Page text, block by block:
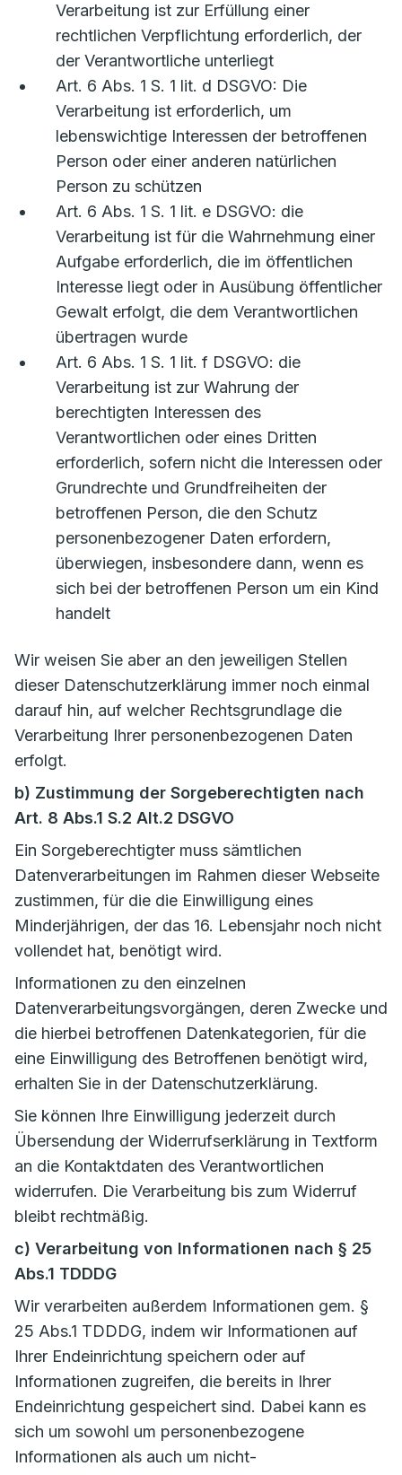
Verarbeitung ist zur Erfüllung einer
rechtlichen Verpflichtung erforderlich, der
der Verantwortliche unterliegt
Art. 6 Abs. 1 S. 1 lit. d DSGVO: Die
Verarbeitung ist erforderlich, um
lebenswichtige Interessen der betroffenen
Person oder einer anderen natürlichen
Person zu schützen
Art. 6 Abs. 1 S. 1 lit. e DSGVO: die
Verarbeitung ist für die Wahrnehmung einer
Aufgabe erforderlich, die im öffentlichen
Interesse liegt oder in Ausübung öffentlicher
Gewalt erfolgt, die dem Verantwortlichen
übertragen wurde
Art. 6 Abs. 1 S. 1 lit. f DSGVO: die
Verarbeitung ist zur Wahrung der
berechtigten Interessen des
Verantwortlichen oder eines Dritten
erforderlich, sofern nicht die Interessen oder
Grundrechte und Grundfreiheiten der
betroffenen Person, die den Schutz
personenbezogener Daten erfordern,
überwiegen, insbesondere dann, wenn es
sich bei der betroffenen Person um ein Kind
handelt
Wir weisen Sie aber an den jeweiligen Stellen
dieser Datenschutzerklärung immer noch einmal
darauf hin, auf welcher Rechtsgrundlage die
Verarbeitung Ihrer personenbezogenen Daten
erfolgt.
b) Zustimmung der Sorgeberechtigten nach
Art. 8 Abs.1 S.2 Alt.2 DSGVO
Ein Sorgeberechtigter muss sämtlichen
Datenverarbeitungen im Rahmen dieser Webseite
zustimmen, für die die Einwilligung eines
Minderjährigen, der das 16. Lebensjahr noch nicht
vollendet hat, benötigt wird.
Informationen zu den einzelnen
Datenverarbeitungsvorgängen, deren Zwecke und
die hierbei betroffenen Datenkategorien, für die
eine Einwilligung des Betroffenen benötigt wird,
erhalten Sie in der Datenschutzerklärung.
Sie können Ihre Einwilligung jederzeit durch
Übersendung der Widerrufserklärung in Textform
an die Kontaktdaten des Verantwortlichen
widerrufen. Die Verarbeitung bis zum Widerruf
bleibt rechtmäßig.
c) Verarbeitung von Informationen nach § 25
Abs.1 TDDDG
Wir verarbeiten außerdem Informationen gem. §
25 Abs.1 TDDDG, indem wir Informationen auf
Ihrer Endeinrichtung speichern oder auf
Informationen zugreifen, die bereits in Ihrer
Endeinrichtung gespeichert sind. Dabei kann es
sich um sowohl um personenbezogene
Informationen als auch um nicht-